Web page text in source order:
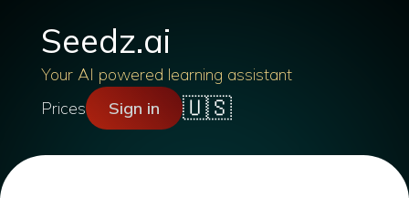
Seedz.ai
Your AI powered learning assistant
Prices
Sign in 🇺🇸